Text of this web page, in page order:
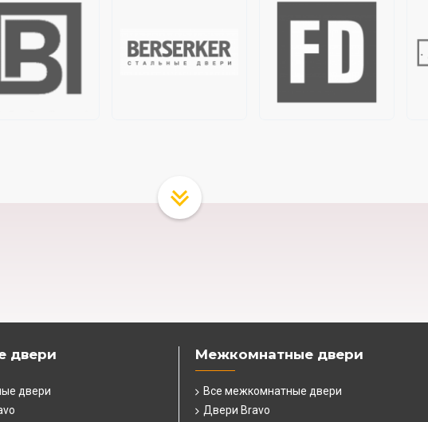
двери
двери
Межкомнатные двери
Все межкомнатные двери
Двери Bravo